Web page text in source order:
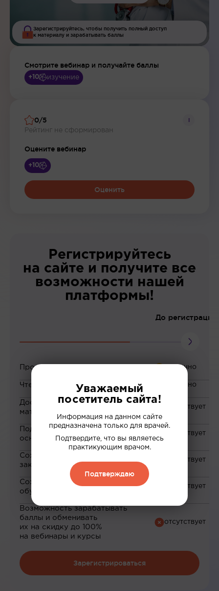
Зарегистрируйтесь, чтобы получить полный доступ
к материалу и зарабатывать баллы
Смотрите вебинар и получайте баллы
+10 изучение
0/5
Рейтинг не сформирован
i
Оцените вебинар
+10
Оценить
Регистрируйтесь
на сайте и получите все
возможности нашей
платформы!
До регистрации
Просмотр вебинаров
Чтение статей
Доступ к закрытым
материалам
Подборка материалов на
основе ваших интересов
Сохранение материалов в
закладки
Сохранение прогресса по
обучению
Возможность зарабатывать
баллы и обменивать
их на скидку до 100%
на вебинары и курсы
Зарегистрироваться
Уважаемый
посетитель сайта!
Информация на данном сайте
предназначена только для врачей.
Подтвердите, что вы являетесь
практикующим врачом.
Подтверждаю